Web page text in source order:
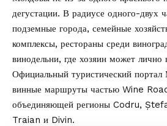
дегустации. В радиусе одного-двух
подземные города, семейные
комплексы, рестораны среди
винодельни, где хозяин может лично
Официальный туристический
винные маршруты частью Wine
объединяющей регионы Codru,
Traian и Divin.